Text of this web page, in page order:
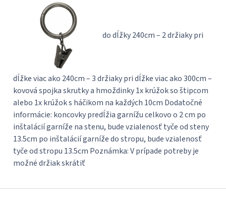
do dĺžky 240cm – 2 držiaky pri
dĺžke viac ako 240cm – 3 držiaky pri dĺžke viac ako 300cm –
kovová spojka skrutky a hmoždinky 1x krúžok so štipcom
alebo 1x krúžok s háčikom na každých 10cm Dodatočné
informácie: koncovky predĺžia garnížu celkovo o 2 cm po
inštalácií garníže na stenu, bude vzialenosť tyče od steny
13.5cm po inštalácií garníže do stropu, bude vzialenosť
tyče od stropu 13.5cm Poznámka: V prípade potreby je
možné držiak skrátiť